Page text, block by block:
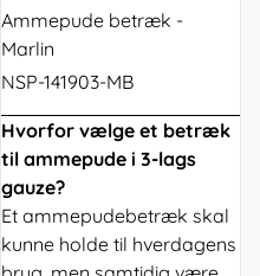
Ammepude betræk -
Marlin
NSP-141903-MB
Hvorfor vælge et betræk
til ammepude i 3-lags
gauze?
Et ammepudebetræk skal
kunne holde til hverdagens